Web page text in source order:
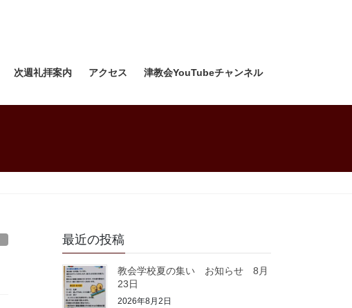
次週礼拝案内 アクセス 津教会YouTubeチャンネル
最近の投稿
教会学校夏の集い お知らせ 8月
23日
2026年8月2日